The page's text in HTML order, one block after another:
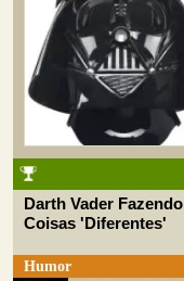
Darth Vader Fazendo
Coisas 'Diferentes'
Humor